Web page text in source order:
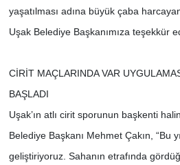
yaşatılması adına büyük çaba
Uşak Belediye Başkanımıza teşekkür
CİRİT MAÇLARINDA VAR
BAŞLADI
Uşak’ın atlı cirit sporunun başkenti
Belediye Başkanı Mehmet Çakın, “Bu
geliştiriyoruz. Sahanın etrafında